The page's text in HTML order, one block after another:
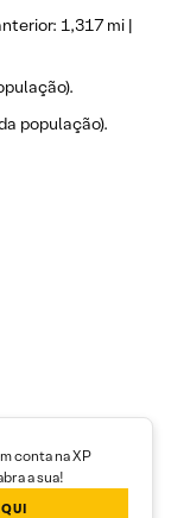
1,317 mi |
população).
conta na XP
a sua!